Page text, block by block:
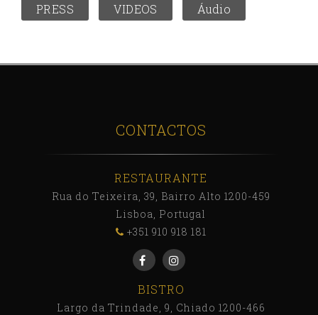
PRESS
VIDEOS Áudio
CONTACTOS
RESTAURANTE
Rua do Teixeira, 39, Bairro Alto 1200-459
Lisboa, Portugal
+351 910 918 181
BISTRO
Largo da Trindade, 9, Chiado 1200-466